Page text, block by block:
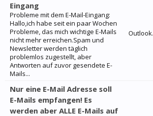
Eingang
Probleme mit dem E-Mail-Eingang:
Hallo,ich habe seit ein paar Wochen
Probleme, das mich wichtige E-Mails
nicht mehr erreichen.Spam und
Newsletter werden täglich
problemlos zugestellt, aber
Antworten auf zuvor gesendete E-
Mails...
Nur eine E-Mail Adresse soll
E-Mails empfangen! Es
werden aber ALLE E-Mails auf